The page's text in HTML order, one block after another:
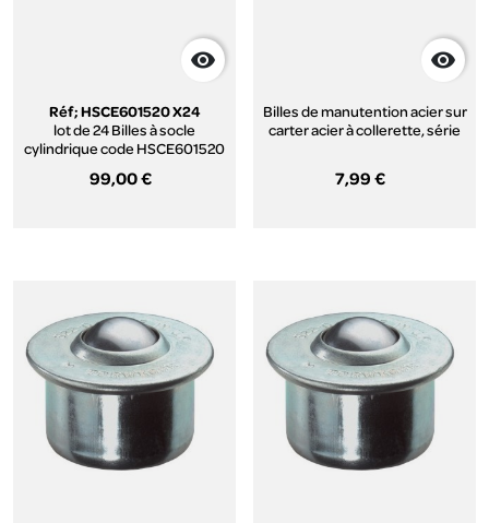

Réf; HSCE601520 X24
lot de 24 Billes à socle
cylindrique code HSCE601520
99,00 €

Billes de manutention acier sur
carter acier à collerette, série
7,99 €